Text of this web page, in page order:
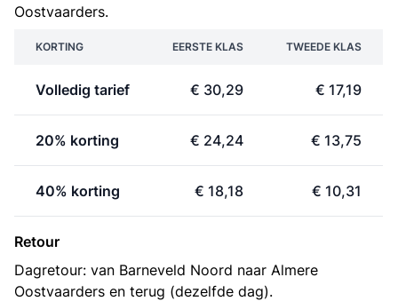
Oostvaarders.
KORTING EERSTE KLAS TWEEDE KLAS
Volledig tarief € 30,29 € 17,19
20% korting € 24,24 € 13,75
40% korting € 18,18 € 10,31
Retour
Dagretour: van Barneveld Noord naar Almere
Oostvaarders en terug (dezelfde dag).